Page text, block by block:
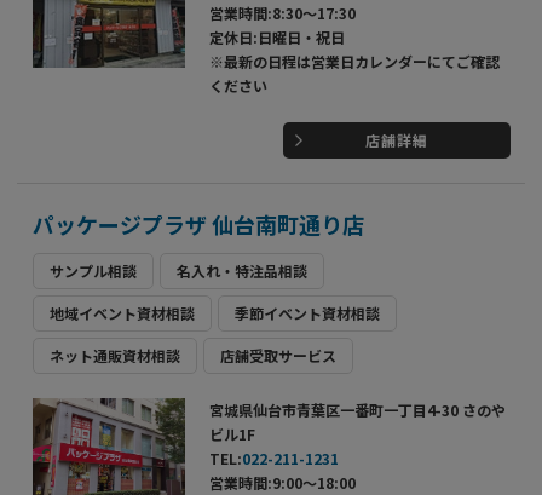
営業時間:8:30～17:30
定休日:日曜日・祝日
※最新の日程は営業日カレンダーにてご確認
ください
店舗詳細
パッケージプラザ 仙台南町通り店
サンプル相談 名入れ・特注品相談
地域イベント資材相談 季節イベント資材相談
ネット通販資材相談 店舗受取サービス
宮城県仙台市青葉区一番町一丁目4-30 さのや
ビル1F
TEL:022-211-1231
営業時間:9:00～18:00